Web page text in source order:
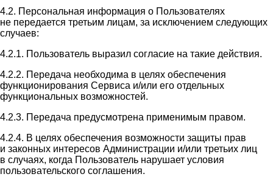
4.2. Персональная информация о Пользователях
не передается третьим лицам, за исключением следующих
случаев:
4.2.1. Пользователь выразил согласие на такие действия.
4.2.2. Передача необходима в целях обеспечения
функционирования Сервиса и/или его отдельных
функциональных возможностей.
4.2.3. Передача предусмотрена применимым правом.
4.2.4. В целях обеспечения возможности защиты прав
и законных интересов Администрации и/или третьих лиц
в случаях, когда Пользователь нарушает условия
пользовательского соглашения.